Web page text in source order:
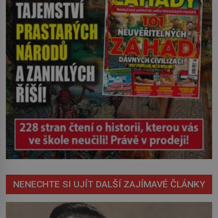
NENECHTE SI UJÍT DALŠÍ ZAJÍMAVÉ ČLÁNKY